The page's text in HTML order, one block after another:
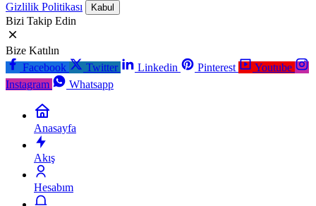
Gizlilik Politikası Kabul
Bizi Takip Edin
Bize Katılın
Facebook
Twitter Linkedin Pinterest
Youtube
Instagram
Whatsapp
Anasayfa
Akış
Hesabım